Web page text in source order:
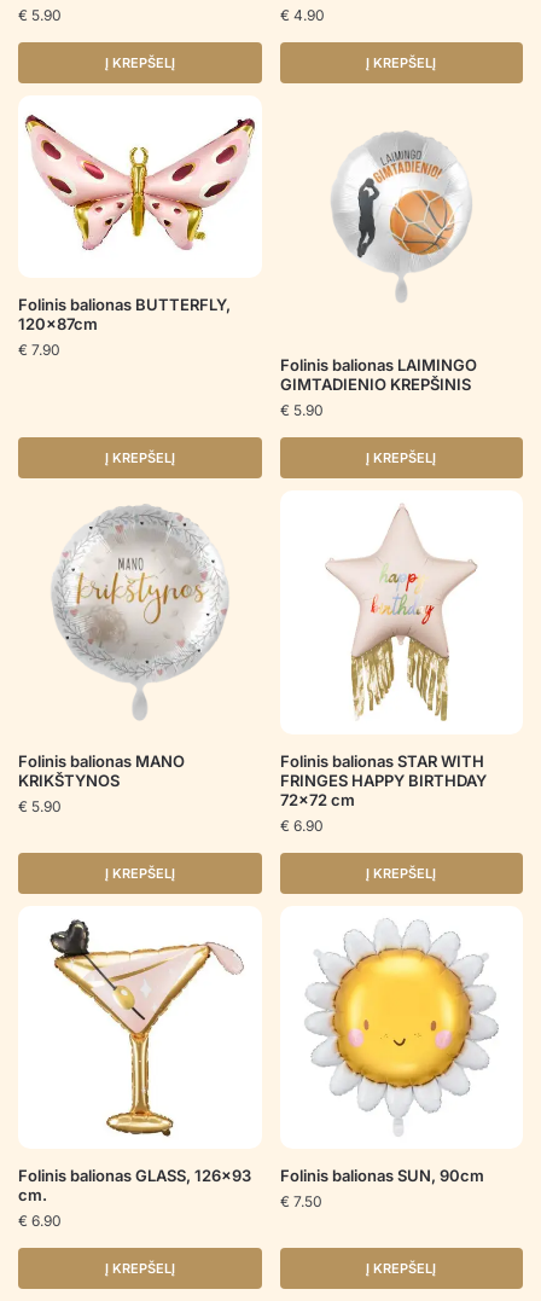
€ 5.90
Į KREPŠELĮ
€ 4.90
Į KREPŠELĮ
Folinis balionas BUTTERFLY,
120x87cm
€ 7.90
Į KREPŠELĮ
Folinis balionas LAIMINGO
GIMTADIENIO KREPŠINIS
€ 5.90
Į KREPŠELĮ
Folinis balionas MANO
KRIKŠTYNOS
€ 5.90
Į KREPŠELĮ
Folinis balionas STAR WITH
FRINGES HAPPY BIRTHDAY
72×72 cm
€ 6.90
Į KREPŠELĮ
Folinis balionas GLASS, 126×93
cm.
€ 6.90
Į KREPŠELĮ
Folinis balionas SUN, 90cm
€ 7.50
Į KREPŠELĮ